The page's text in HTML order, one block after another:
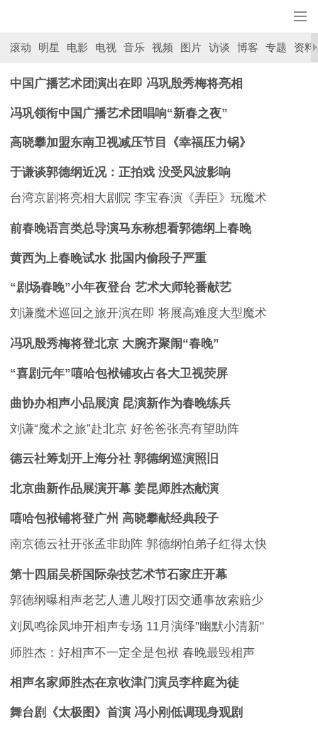
滚动 明星 电影 电视 音乐 视频 图片 访谈 博客 专题 资料
中国广播艺术团演出在即 冯巩殷秀梅将亮相
冯巩领衔中国广播艺术团唱响“新春之夜”
高晓攀加盟东南卫视减压节目《幸福压力锅》
于谦谈郭德纲近况：正拍戏 没受风波影响
台湾京剧将亮相大剧院 李宝春演《弄臣》玩魔术
前春晚语言类总导演马东称想看郭德纲上春晚
黄西为上春晚试水 批国内偷段子严重
“剧场春晚”小年夜登台 艺术大师轮番献艺
刘谦魔术巡回之旅开演在即 将展高难度大型魔术
冯巩殷秀梅将登北京 大腕齐聚闹“春晚”
“喜剧元年”嘻哈包袱铺攻占各大卫视荧屏
曲协办相声小品展演 昆演新作为春晚练兵
刘谦“魔术之旅”赴北京 好爸爸张亮有望助阵
德云社筹划开上海分社 郭德纲巡演照旧
北京曲新作品展演开幕 姜昆师胜杰献演
嘻哈包袱铺将登广州 高晓攀献经典段子
南京德云社开张孟非助阵 郭德纲怕弟子红得太快
第十四届吴桥国际杂技艺术节石家庄开幕
郭德纲曝相声老艺人遭儿殴打因交通事故索赔少
刘凤鸣徐凤坤开相声专场 11月演绎"幽默小清新"
师胜杰：好相声不一定全是包袱 春晚最毁相声
相声名家师胜杰在京收津门演员李梓庭为徒
舞台剧《太极图》首演 冯小刚低调现身观剧